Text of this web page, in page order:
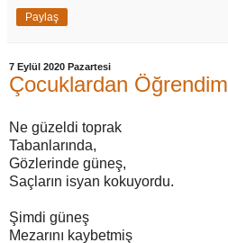
Paylaş
7 Eylül 2020 Pazartesi
Çocuklardan Öğrendim
Ne güzeldi toprak
Tabanlarında,
Gözlerinde güneş,
Saçların isyan kokuyordu.
Şimdi güneş
Mezarını kaybetmiş